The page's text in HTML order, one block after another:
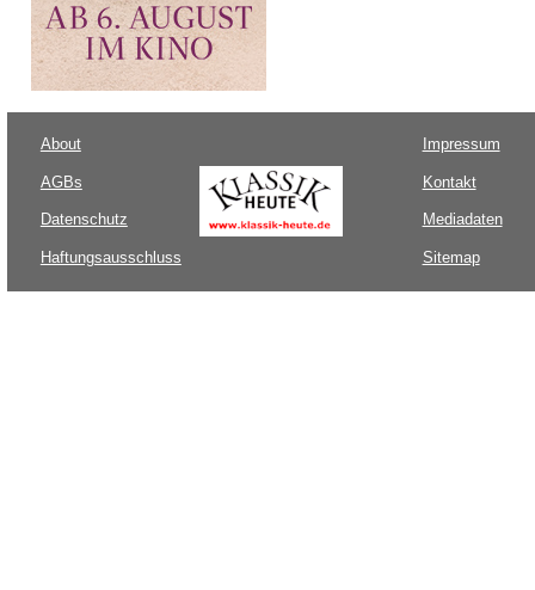
About
AGBs
Datenschutz
Haftungsausschluss
Impressum
Kontakt
Mediadaten
Sitemap